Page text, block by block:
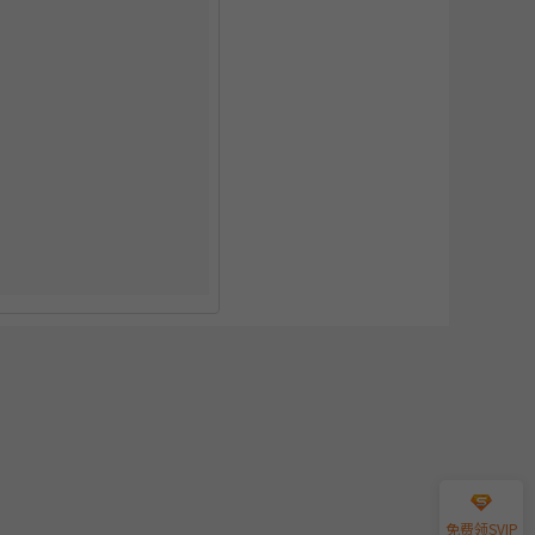
免费领SVIP